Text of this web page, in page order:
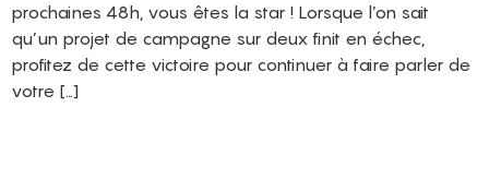
prochaines 48h, vous êtes la star ! Lorsque l’on sait
qu’un projet de campagne sur deux finit en échec,
profitez de cette victoire pour continuer à faire parler de
votre […]